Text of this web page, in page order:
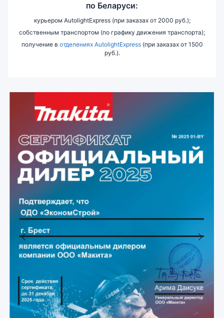
по Беларуси:
курьером AutolightExpress (при заказах от 2000 руб.);
собственным транспортом (по графику движения транспорта);
получение в отделениях AutolightExpress(при заказах от 1500
руб.).
Previous Next